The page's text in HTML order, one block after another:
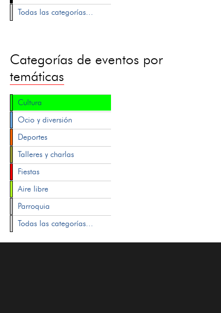
Todas las categorías...
Categorías de eventos por
temáticas
Cultura
Ocio y diversión
Deportes
Talleres y charlas
Fiestas
Aire libre
Parroquia
Todas las categorías...